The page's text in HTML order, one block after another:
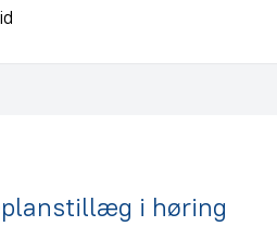
i høring